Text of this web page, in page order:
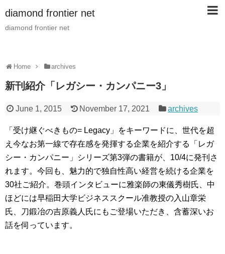
diamond frontier net
diamond frontier net
Home archives
新刊紹介「レガシー・カンパニー3」
June 1, 2015 November 17, 2021 archives
「受け継ぐべきもの= Legacy」をキーワードに、世代を超
え今なお第一線で存在感を発揮する企業を紹介する「レガ
シー・カンパニー」シリーズ第3弾の書籍が、10/4に発刊さ
れます。今回も、魅力的で独自性高い経営を続ける企業を
30社ご紹介。巻頭インタビューに雅楽師の東儀秀樹氏、中
ほどには早稲田大学ビジネススクール准教授の入山章栄
氏、刀鍛冶の吉原義人氏にもご登場いただき、含蓄深いお
話を伺っています。